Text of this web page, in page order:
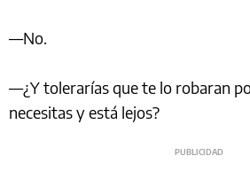
—No.
—¿Y tolerarías que te lo robaran
necesitas y está lejos?